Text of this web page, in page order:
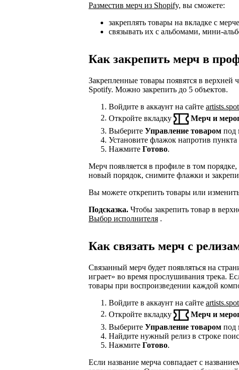
Разместив мерч из Shopify, вы сможете:
закреплять товары на вкладке c
связывать их с альбомами, мини-
Как закрепить мерч в
Закрепленные товары появятся в верхней
Spotify. Можно закрепить до 5 объектов.
Войдите в аккаунт на сайте
Откройте вкладку
Мерч и
Выберите Управление товаром под
Установите флажок напротив пункта
Нажмите Готово.
Мерч появляется в профиле в том
новый порядок, снимите флажки и
Вы можете открепить товары или
Подсказка. Чтобы закрепить товар в
Выбор исполнителя .
Как связать мерч с
Связанный мерч будет появляться на
играет» во время прослушивания трека.
товары при воспроизведении каждой
Войдите в аккаунт на сайте
Откройте вкладку
Мерч и
Выберите Управление товаром под
Найдите нужный релиз в строке
Нажмите Готово.
Если название мерча совпадает с